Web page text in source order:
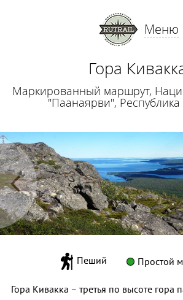
Меню
Гора
Маркированный маршрут,
"Паанаярви",
Пеший Простой
Гора Кивакка – третья по высоте гора